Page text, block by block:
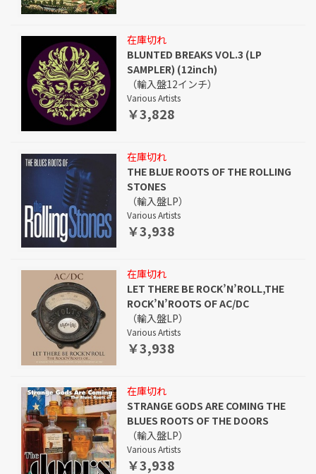
在庫切れ
BLUNTED BREAKS VOL.3 (LP
SAMPLER) (12inch)
（輸入盤12インチ）
Various Artists
￥3,828
在庫切れ
THE BLUE ROOTS OF THE ROLLING
STONES
（輸入盤LP）
Various Artists
￥3,938
在庫切れ
LET THERE BE ROCK’N’ROLL,THE
ROCK’N’ROOTS OF AC/DC
（輸入盤LP）
Various Artists
￥3,938
在庫切れ
STRANGE GODS ARE COMING THE
BLUES ROOTS OF THE DOORS
（輸入盤LP）
Various Artists
￥3,938